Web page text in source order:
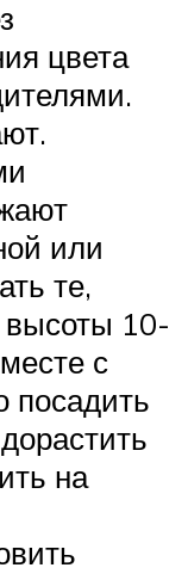
цвета
или
те,
высоты 10-
с
на